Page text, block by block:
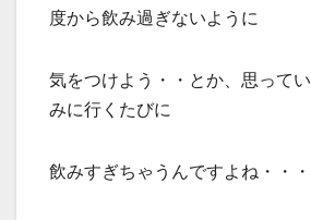
度から飲み過ぎないように
気をつけよう・・とか、思って
みに行くたびに
飲みすぎちゃうんですよね・・・